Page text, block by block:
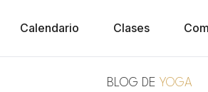
Calendario Clases
BLOG DE YOGA